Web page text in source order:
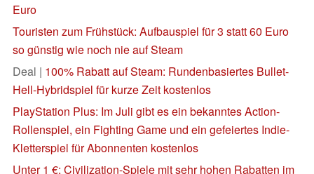
Euro
Touristen zum Frühstück: Aufbauspiel für 3 statt 60 Euro
so günstig wie noch nie auf Steam
Deal | 100% Rabatt auf Steam: Rundenbasiertes Bullet-
Hell-Hybridspiel für kurze Zeit kostenlos
PlayStation Plus: Im Juli gibt es ein bekanntes Action-
Rollenspiel, ein Fighting Game und ein gefeiertes Indie-
Kletterspiel für Abonnenten kostenlos
Unter 1 €: Civilization-Spiele mit sehr hohen Rabatten im